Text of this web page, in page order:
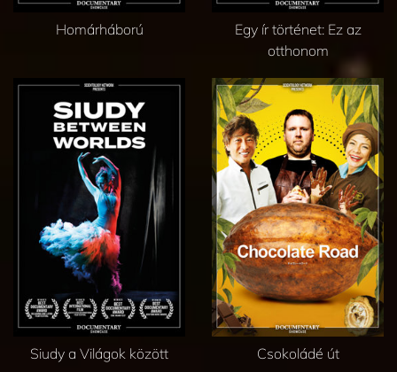
Homárháború
Egy ír történet: Ez az
otthonom
Siudy a Világok között Csokoládé út